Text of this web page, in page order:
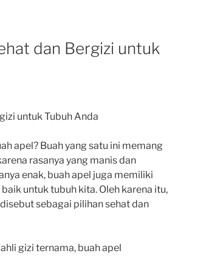
dan Bergizi untuk
untuk Tubuh Anda
apel? Buah yang satu ini memang
rasanya yang manis dan
enak, buah apel juga memiliki
untuk tubuh kita. Oleh karena itu,
sebagai pilihan sehat dan
gizi ternama, buah apel